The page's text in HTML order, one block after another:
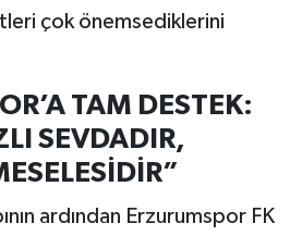
çok önemsediklerini
TAM DESTEK:
SEVDADIR,
ardından Erzurumspor FK